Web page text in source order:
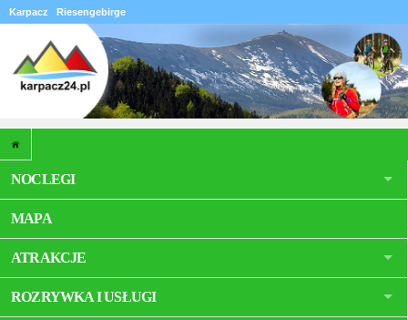
Karpacz Riesengebirge
NOCLEGI
MAPA
ATRAKCJE
ROZRYWKA I USŁUGI